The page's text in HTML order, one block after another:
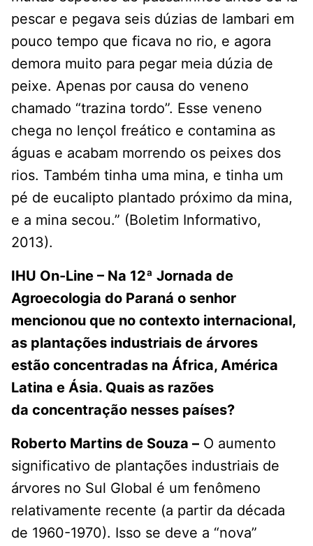
pescar e pegava seis dúzias de lambari em
pouco tempo que ficava no rio, e agora
demora muito para pegar meia dúzia de
peixe. Apenas por causa do veneno
chamado “trazina tordo”. Esse veneno
chega no lençol freático e contamina as
águas e acabam morrendo os peixes dos
rios. Também tinha uma mina, e tinha um
pé de eucalipto plantado próximo da mina,
e a mina secou.” (Boletim Informativo,
2013).
IHU On-Line – Na 12ª Jornada de
Agroecologia do Paraná o senhor
mencionou que no contexto internacional,
as plantações industriais de árvores
estão concentradas na África, América
Latina e Ásia. Quais as razões
da concentração nesses países?
Roberto Martins de Souza – O aumento
significativo de plantações industriais de
árvores no Sul Global é um fenômeno
relativamente recente (a partir da década
de 1960-1970). Isso se deve a “nova”